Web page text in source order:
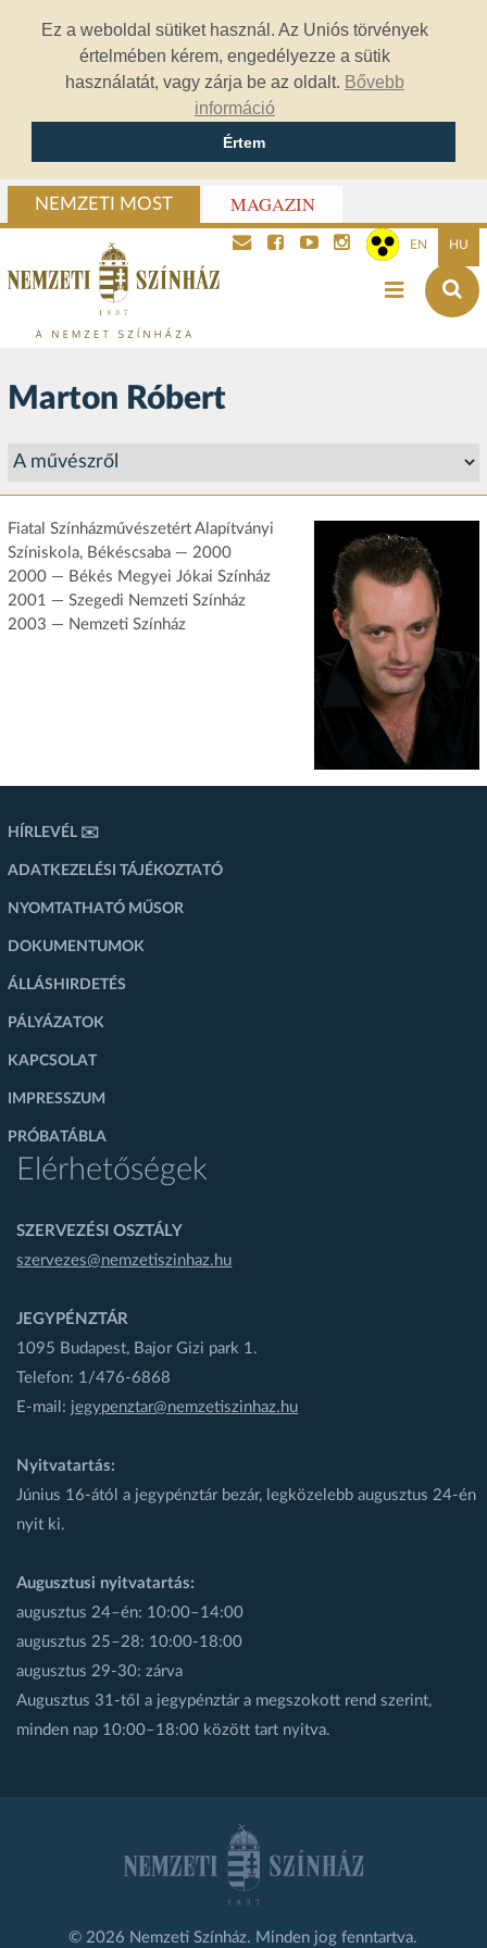
Ez a weboldal sütiket használ. Az Uniós törvények
értelmében kérem, engedélyezze a sütik
használatát, vagy zárja be az oldalt. Bővebb
információ
Értem
NEMZETI MOST MAGAZIN
EN HU
Marton Róbert
Fiatal Színházművészetért Alapítványi
Színiskola, Békéscsaba — 2000
2000 — Békés Megyei Jókai Színház
2001 — Szegedi Nemzeti Színház
2003 — Nemzeti Színház
HÍRLEVÉL ✉️
ADATKEZELÉSI TÁJÉKOZTATÓ
NYOMTATHATÓ MŰSOR
DOKUMENTUMOK
ÁLLÁSHIRDETÉS
PÁLYÁZATOK
KAPCSOLAT
IMPRESSZUM
PRÓBATÁBLA
Elérhetőségek
SZERVEZÉSI OSZTÁLY
szervezes@nemzetiszinhaz.hu
JEGYPÉNZTÁR
1095 Budapest, Bajor Gizi park 1.
Telefon: 1/476-6868
E-mail: jegypenztar@nemzetiszinhaz.hu
Nyitvatartás:
Június 16-ától a jegypénztár bezár, legközelebb augusztus 24-én
nyit ki.
Augusztusi nyitvatartás:
augusztus 24–én: 10:00–14:00
augusztus 25–28: 10:00-18:00
augusztus 29-30: zárva
Augusztus 31-től a jegypénztár a megszokott rend szerint,
minden nap 10:00–18:00 között tart nyitva.
© 2026 Nemzeti Színház. Minden jog fenntartva.